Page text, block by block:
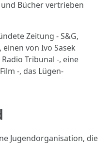
Bücher vertrieben
Zeitung - S&G,
von Ivo Sasek
Tribunal -, eine
-, das Lügen-
Jugendorganisation, die